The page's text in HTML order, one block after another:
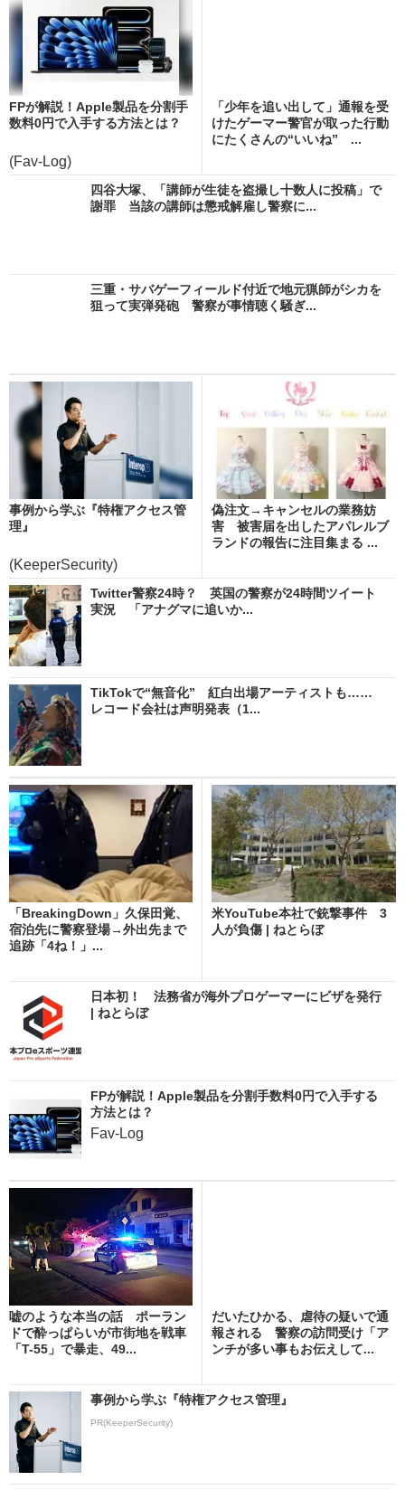
FPが解説！Apple製品を分割手
数料0円で入手する方法とは？
(Fav-Log)
「少年を追い出して」通報を受
けたゲーマー警官が取った行動
にたくさんの“いいね” ...
四谷大塚、「講師が生徒を盗撮し十数人に投稿」で
謝罪 当該の講師は懲戒解雇し警察に...
三重・サバゲーフィールド付近で地元猟師がシカを
狙って実弾発砲 警察が事情聴く騒ぎ...
事例から学ぶ『特権アクセス管
理』
(KeeperSecurity)
偽注文→キャンセルの業務妨
害 被害届を出したアパレルブ
ランドの報告に注目集まる ...
Twitter警察24時？ 英国の警察が24時間ツイート
実況 「アナグマに追いか...
TikTokで“無音化” 紅白出場アーティストも……
レコード会社は声明発表（1...
「BreakingDown」久保田覚、
宿泊先に警察登場→外出先まで
追跡「4ね！」...
米YouTube本社で銃撃事件 3
人が負傷 | ねとらぼ
日本初！ 法務省が海外プロゲーマーにビザを発行
| ねとらぼ
FPが解説！Apple製品を分割手数料0円で入手する
方法とは？
Fav-Log
嘘のような本当の話 ポーラン
ドで酔っぱらいが市街地を戦車
「T-55」で暴走、49...
だいたひかる、虐待の疑いで通
報される 警察の訪問受け「ア
ンチが多い事もお伝えして...
事例から学ぶ『特権アクセス管理』
PR(KeeperSecurity)